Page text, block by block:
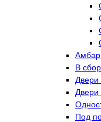
В
Двери
Двери
Под